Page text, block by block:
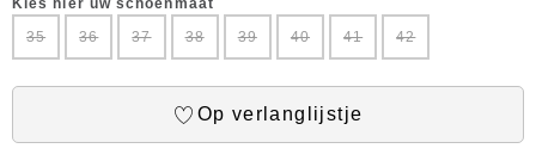
Kies hier uw schoenmaat
35
36 37 38 39 40 41 42
Op verlanglijstje